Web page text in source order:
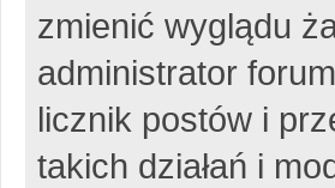
zmienić wyglądu
administrator
licznik postów i
takich działań i